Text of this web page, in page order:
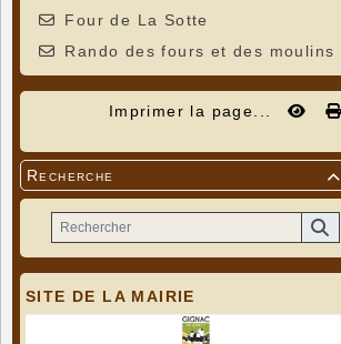
Four de La Sotte
Rando des fours et des moulins
Imprimer la page...

Recherche
SITE DE LA MAIRIE